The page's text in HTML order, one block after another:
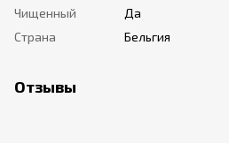
Чищенный
Да
Страна
Бельгия
Отзывы